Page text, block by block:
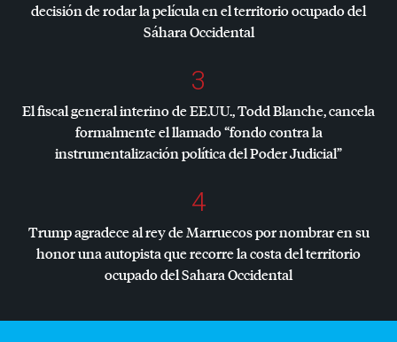
decisión de rodar la película en el territorio ocupado del
Sáhara Occidental
3
El fiscal general interino de EE.UU., Todd Blanche, cancela
formalmente el llamado “fondo contra la
instrumentalización política del Poder Judicial”
4
Trump agradece al rey de Marruecos por nombrar en su
honor una autopista que recorre la costa del territorio
ocupado del Sahara Occidental